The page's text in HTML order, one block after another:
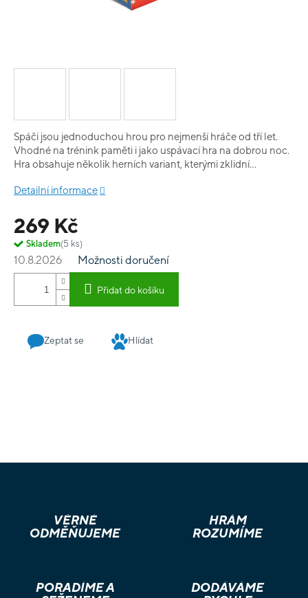
269 Kč
Skladem(5 ks)
10.8.2026 Možnosti doručení
Přidat do košíku
Spáči jsou jednoduchou hrou pro nejmenší hráče od tří let.
Vhodné na trénink paměti i jako uspávací hra na dobrou noc.
Hra obsahuje několik herních variant, kterými zklidní
ilustrace zvířátek a trojrozměrná postýlka okouzlí všechny
Úkolem hráčů je uhodnout, které ze zvířátek se už odebralo
do říše snů. Předveďte dobrou paměť a vyberte správné
zvířátko. Pamatujete si, pod jakou přikrývkou spí nebo zda si
před spaním četlo knížku? Obsah balení: 10 obrázků zvířátek
postýlka návod
Detailní informace
Zeptat se Hlídat
VĚRNÉ
ODMĚŇUJEME
HRÁM
ROZUMÍME
PORADÍME A
DODÁVÁME